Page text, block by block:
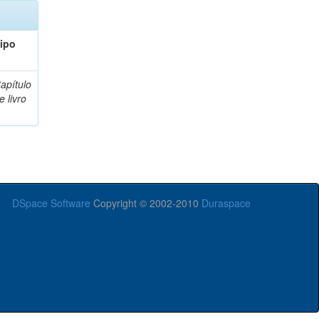
livro
DSpace Software Copyright © 2002-2010 Duraspace